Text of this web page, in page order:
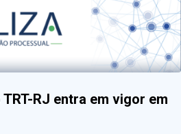
RJ entra em vigor em